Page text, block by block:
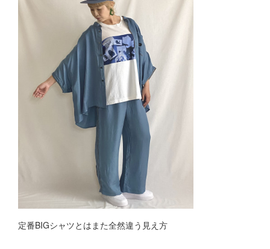
定番BIGシャツとはまた全然違う見え方